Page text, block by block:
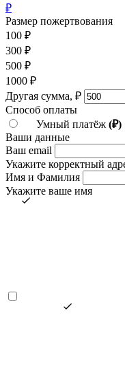
₽
Размер пожертвования
100 ₽
300 ₽
500 ₽
1000 ₽
Другая сумма, ₽
Способ оплаты
Умный платёж (₽)
Ваши данные
Ваш email
Укажите корректный
Имя и Фамилия
Укажите ваше имя